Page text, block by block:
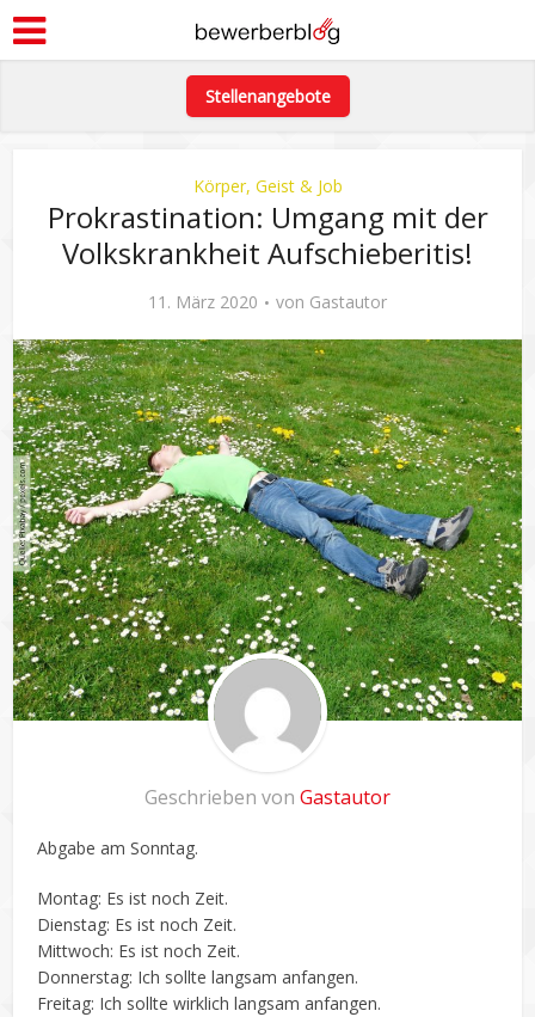
Stellenangebote
Körper, Geist & Job
Prokrastination: Umgang mit der
Volkskrankheit Aufschieberitis!
11. März 2020 von Gastautor
Geschrieben von Gastautor
Abgabe am Sonntag.
Montag: Es ist noch Zeit.
Dienstag: Es ist noch Zeit.
Mittwoch: Es ist noch Zeit.
Donnerstag: Ich sollte langsam anfangen.
Freitag: Ich sollte wirklich langsam anfangen.